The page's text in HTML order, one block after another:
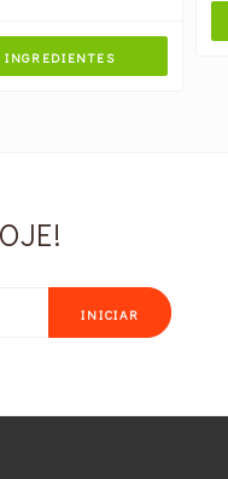
INICIAR